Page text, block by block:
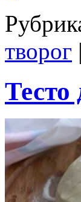
творог |
Тесто